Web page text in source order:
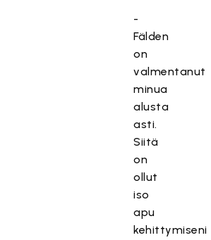
-
Fälden
on
valmentanut
minua
alusta
asti.
Siitä
on
ollut
iso
apu
kehittymiseni